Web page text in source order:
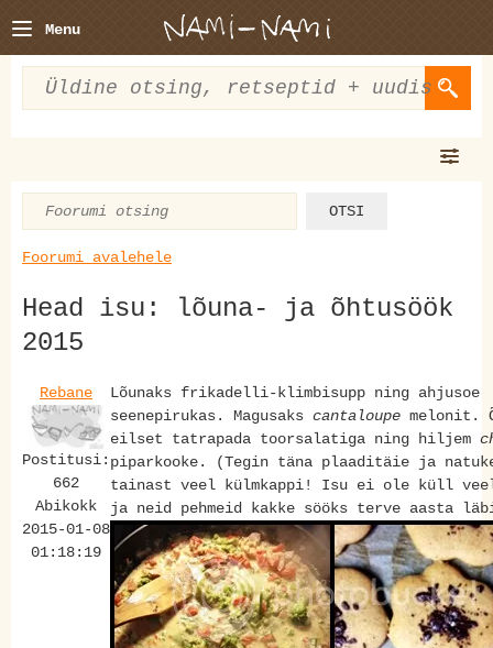
Menu
Foorumi avalehele
Head isu: lõuna- ja õhtusöök
2015
Rebane
Postitusi:
662
Abikokk
2015-01-08
01:18:19
Lõunaks frikadelli-klimbisupp ning ahjusoe
seenepirukas. Magusaks cantaloupe melonit.
eilset tatrapada toorsalatiga ning hiljem
piparkooke. (Tegin täna plaaditäie ja
tainast veel külmkappi! Isu ei ole küll
ja neid pehmeid kakke sööks terve aasta